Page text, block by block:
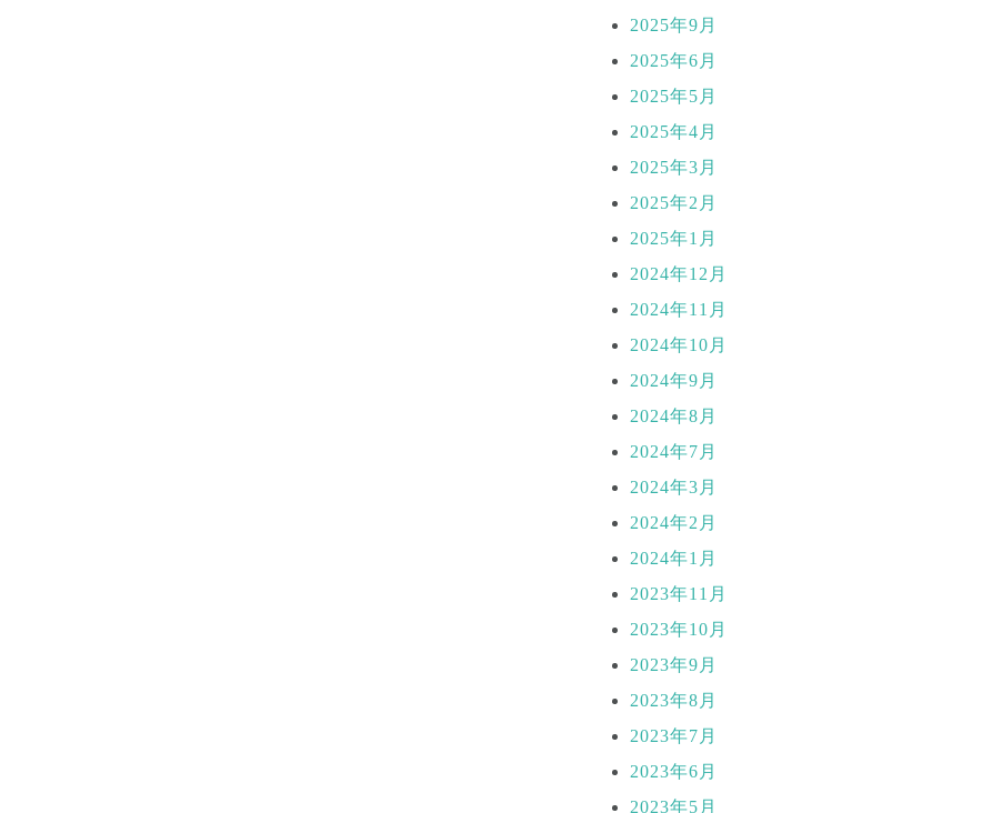
2025年9月
2025年6月
2025年5月
2025年4月
2025年3月
2025年2月
2025年1月
2024年12月
2024年11月
2024年10月
2024年9月
2024年8月
2024年7月
2024年3月
2024年2月
2024年1月
2023年11月
2023年10月
2023年9月
2023年8月
2023年7月
2023年6月
2023年5月